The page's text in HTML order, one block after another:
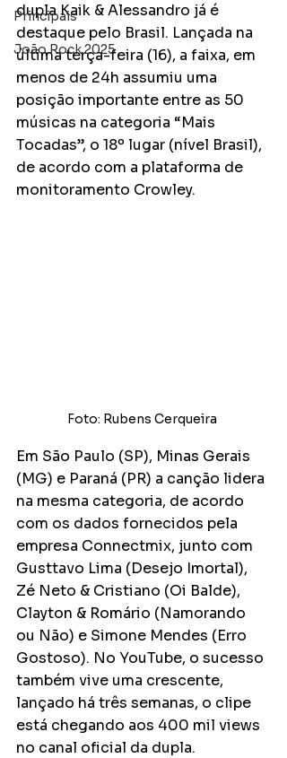
Principais
João Rock 2025
dupla Kaik & Alessandro já é
destaque pelo Brasil. Lançada na
última terça-feira (16), a faixa, em
menos de 24h assumiu uma
posição importante entre as 50
músicas na categoria “Mais
Tocadas”, o 18º lugar (nível Brasil),
de acordo com a plataforma de
monitoramento Crowley.
Foto: Rubens Cerqueira
Em São Paulo (SP), Minas Gerais
(MG) e Paraná (PR) a canção lidera
na mesma categoria, de acordo
com os dados fornecidos pela
empresa Connectmix, junto com
Gusttavo Lima (Desejo Imortal),
Zé Neto & Cristiano (Oi Balde),
Clayton & Romário (Namorando
ou Não) e Simone Mendes (Erro
Gostoso). No YouTube, o sucesso
também vive uma crescente,
lançado há três semanas, o clipe
está chegando aos 400 mil views
no canal oficial da dupla.